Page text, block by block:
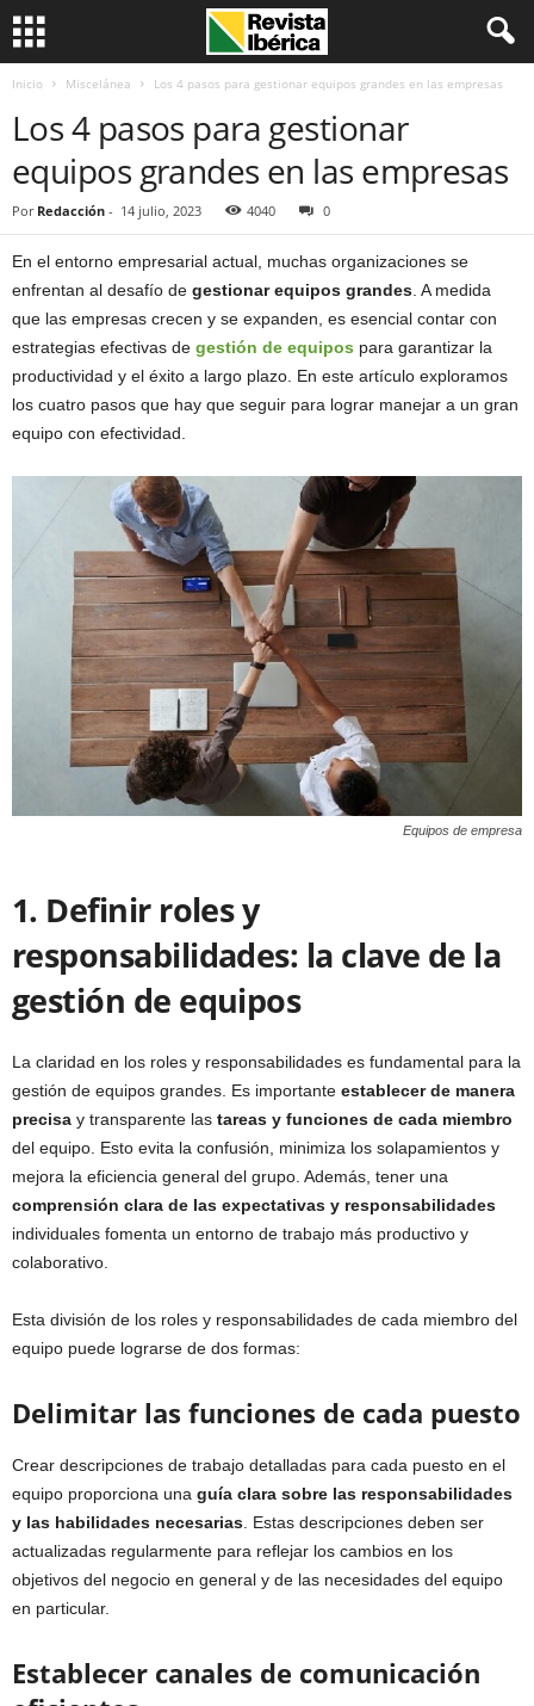
Inicio Miscelánea Los 4 pasos para gestionar equipos grandes en las empresas
Los 4 pasos para gestionar
equipos grandes en las empresas
Por Redacción - 14 julio, 2023 4040 0
En el entorno empresarial actual, muchas organizaciones se
enfrentan al desafío de gestionar equipos grandes . A medida
que las empresas crecen y se expanden, es esencial contar con
estrategias efectivas de gestión de equipos para garantizar la
productividad y el éxito a largo plazo. En este artículo exploramos
los cuatro pasos que hay que seguir para lograr manejar a un gran
equipo con efectividad.
Equipos de empresa
1. Definir roles y
responsabilidades: la clave de la
gestión de equipos
La claridad en los roles y responsabilidades es fundamental para la
gestión de equipos grandes. Es importante establecer de manera
precisa y transparente las tareas y funciones de cada miembro
del equipo. Esto evita la confusión, minimiza los solapamientos y
mejora la eficiencia general del grupo. Además, tener una
comprensión clara de las expectativas y responsabilidades
individuales fomenta un entorno de trabajo más productivo y
colaborativo.
Esta división de los roles y responsabilidades de cada miembro del
equipo puede lograrse de dos formas:
Delimitar las funciones de cada puesto
Crear descripciones de trabajo detalladas para cada puesto en el
equipo proporciona una guía clara sobre las responsabilidades
y las habilidades necesarias . Estas descripciones deben ser
actualizadas regularmente para reflejar los cambios en los
objetivos del negocio en general y de las necesidades del equipo
en particular.
Establecer canales de comunicación